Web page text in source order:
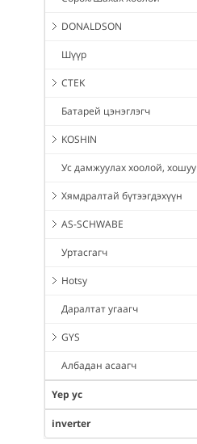
DONALDSON
Шүүр
CTEK
Батарей цэнэглэгч
KOSHIN
Ус дамжуулах хоолой, хошуу
Хямдралтай бүтээгдэхүүн
AS-SCHWABE
Уртасгагч
Hotsy
Даралтат угаагч
GYS
Албадан асаагч
Үер ус
inverter